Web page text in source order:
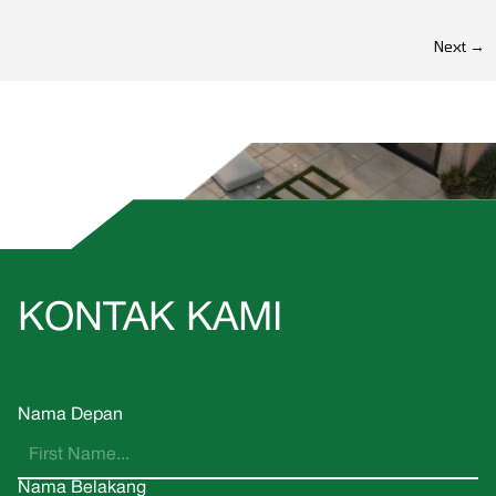
Next →
KONTAK KAMI
Nama Depan
Nama Belakang